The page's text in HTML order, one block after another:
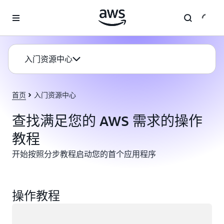
入门资源中心
首页 入门资源中心
查找满足您的 AWS 需求的操作
教程
开始按照分步教程启动您的首个应用程序
操作教程